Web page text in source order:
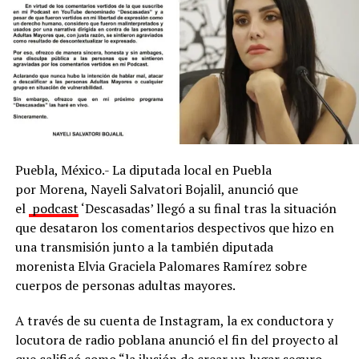
carrera, estuvo en el cargo desde agosto de 2023 hasta
diciembre de 2024, en pleno auge de la guerra entre
Mayos y Chapitos.
ADVERTISEMENT
Con Información Tomada de PROCESO
RELATED TOPICS:
Puebla, México.- La diputada local en Puebla
por Morena, Nayeli Salvatori Bojalil, anunció que
el podcast ‘Descasadas’ llegó a su final tras la situación
que desataron los comentarios despectivos que hizo en
una transmisión junto a la también diputada
morenista Elvia Graciela Palomares Ramírez sobre
cuerpos de personas adultas mayores.
A través de su cuenta de Instagram, la ex conductora y
locutora de radio poblana anunció el fin del proyecto al